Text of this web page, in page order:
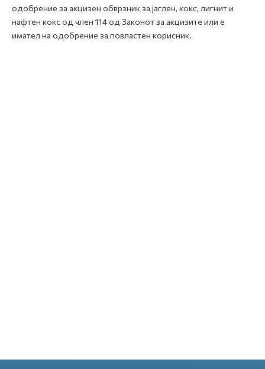
одобрение за акцизен обврзник за јаглен, кокс, лигнит и
нафтен кокс од член 114 од Законот за акцизите или е
имател на одобрение за повластен корисник.